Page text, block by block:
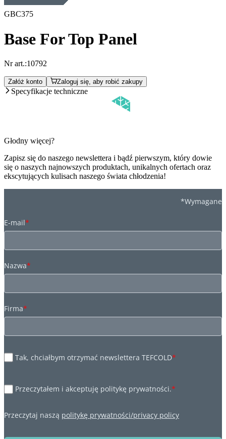
GBC375
Base For Top Panel
Nr art.:10792
Załóż konto Zaloguj się, aby robić zakupy
Specyfikacje techniczne
Głodny więcej?
Zapisz się do naszego newslettera i bądź pierwszym, który dowie
się o naszych najnowszych produktach, unikalnych ofertach oraz
ekscytujących kulisach naszego świata chłodzenia!
*Wymagane
E-mail*
Nazwa*
Firma*
Tak, chciałbym otrzymać newslettera TEFCOLD*
Przeczytałem i akceptuję politykę prywatności.*
Przeczytaj naszą politykę prywatności/privacy policy